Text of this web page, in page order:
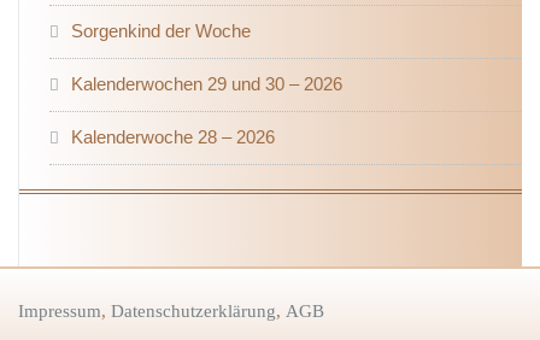
Sorgenkind der Woche
Kalenderwochen 29 und 30 – 2026
Kalenderwoche 28 – 2026
Impressum, Datenschutzerklärung, AGB